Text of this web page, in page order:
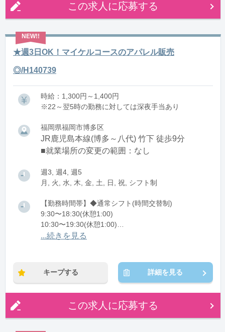
この求人に応募する
★週3日OK！マイケルコースのアパレル販売
◎/H140739
時給：1,300円～1,400円
※22～翌5時の勤務に対しては深夜手当あり
福岡県福岡市博多区
JR鹿児島本線(博多～八代) 竹下 徒歩9分
■就業場所の変更の範囲：なし
週3, 週4, 週5
月, 火, 水, 木, 金, 土, 日, 祝, シフト制
【勤務時間帯】◆通常シフト(時間交替制)
9:30〜18:30(休憩1:00)
10:30〜19:30(休憩1:00)
11:30〜20:30(休憩1:00)
※残業：0〜10時間程度/月
...続きを見る
キープする 詳細を見る
この求人に応募する